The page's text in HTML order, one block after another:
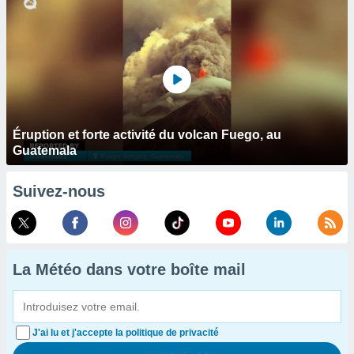
Éruption et forte activité du volcan Fuego, au
Guatemala
Suivez-nous
La Météo dans votre boîte mail
J'ai lu et j'accepte la politique de privacité